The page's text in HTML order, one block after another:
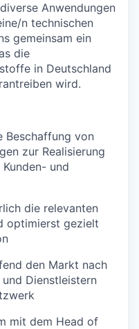
Anwendungen
n technischen
gemeinsam ein
die
in Deutschland
wird.
Beschaffung von
zur Realisierung
und
die relevanten
optimierst gezielt
den Markt nach
Dienstleistern
mit dem Head of